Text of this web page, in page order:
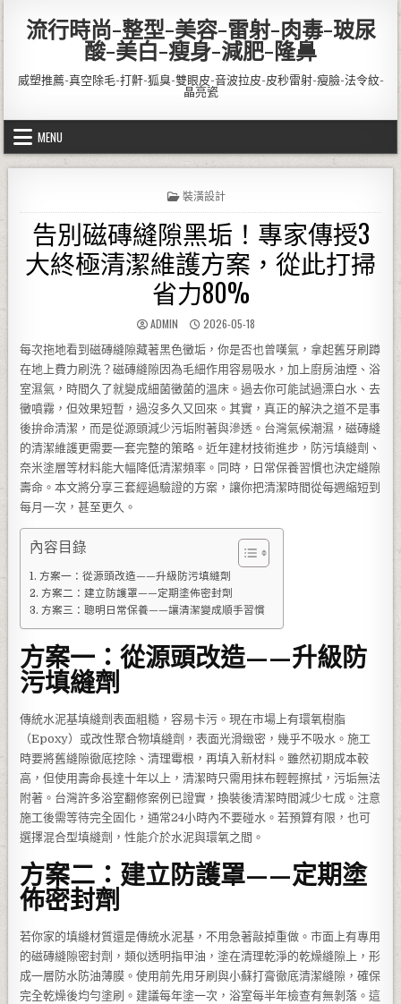
流行時尚-整型-美容-雷射-肉毒-玻尿
酸-美白-瘦身-減肥-隆鼻
威塑推薦-真空除毛-打鼾-狐臭-雙眼皮-音波拉皮-皮秒雷射-瘦臉-法令紋-
晶亮瓷
MENU
POSTED IN
裝潢設計
告別磁磚縫隙黑垢！專家傳授3
大終極清潔維護方案，從此打掃
省力80%
AUTHOR:
ADMIN PUBLISHED DATE:
2026-05-18
每次拖地看到磁磚縫隙藏著黑色黴垢，你是否也曾嘆氣，拿起舊牙刷蹲
在地上費力刷洗？磁磚縫隙因為毛細作用容易吸水，加上廚房油煙、浴
室濕氣，時間久了就變成細菌黴菌的溫床。過去你可能試過漂白水、去
黴噴霧，但效果短暫，過沒多久又回來。其實，真正的解決之道不是事
後拚命清潔，而是從源頭減少污垢附著與滲透。台灣氣候潮濕，磁磚縫
的清潔維護更需要一套完整的策略。近年建材技術進步，防污填縫劑、
奈米塗層等材料能大幅降低清潔頻率。同時，日常保養習慣也決定縫隙
壽命。本文將分享三套經過驗證的方案，讓你把清潔時間從每週縮短到
每月一次，甚至更久。
內容目錄
方案一：從源頭改造——升級防污填縫劑
方案二：建立防護罩——定期塗佈密封劑
方案三：聰明日常保養——讓清潔變成順手習慣
方案一：從源頭改造——升級防
污填縫劑
傳統水泥基填縫劑表面粗糙，容易卡污。現在市場上有環氧樹脂
（Epoxy）或改性聚合物填縫劑，表面光滑緻密，幾乎不吸水。施工
時要將舊縫隙徹底挖除、清理霉根，再填入新材料。雖然初期成本較
高，但使用壽命長達十年以上，清潔時只需用抹布輕輕擦拭，污垢無法
附著。台灣許多浴室翻修案例已證實，換裝後清潔時間減少七成。注意
施工後需等待完全固化，通常24小時內不要碰水。若預算有限，也可
選擇混合型填縫劑，性能介於水泥與環氧之間。
方案二：建立防護罩——定期塗
佈密封劑
若你家的填縫材質還是傳統水泥基，不用急著敲掉重做。市面上有專用
的磁磚縫隙密封劑，類似透明指甲油，塗在清理乾淨的乾燥縫隙上，形
成一層防水防油薄膜。使用前先用牙刷與小蘇打膏徹底清潔縫隙，確保
完全乾燥後均勻塗刷。建議每年塗一次，浴室每半年檢查有無剝落。這